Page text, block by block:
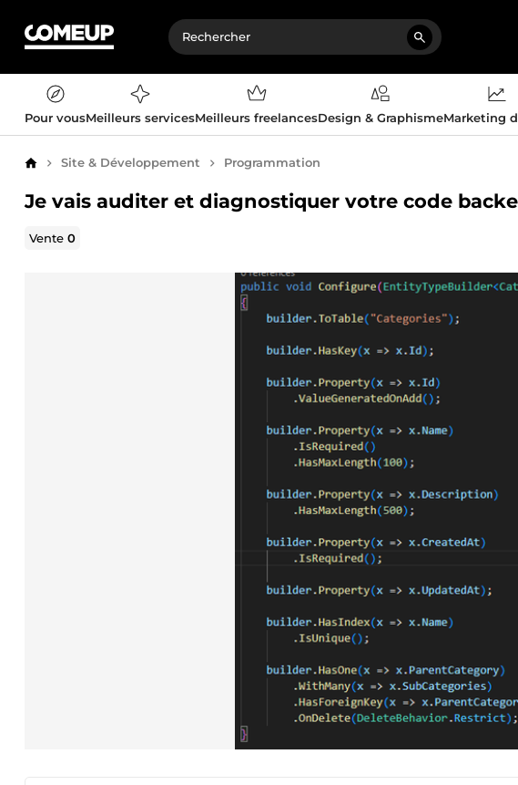
Pour vousMeilleurs servicesMeilleurs freelancesDesign & GraphismeMarketing
AccueilSite & Développement Programmation
Je vais auditer et diagnostiquer votre code
Vente0